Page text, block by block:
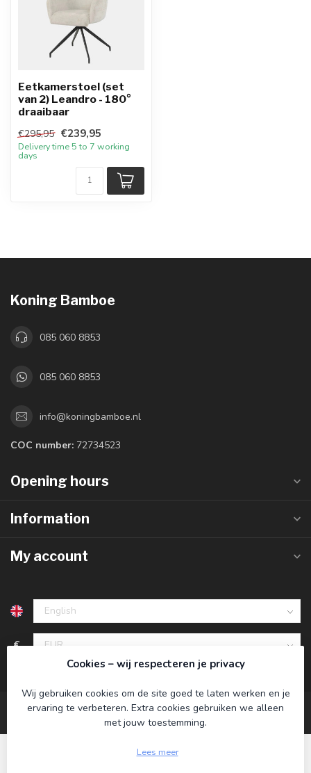
Eetkamerstoel (set
van 2) Leandro - 180°
draaibaar
€295,95 €239,95
Delivery time 5 to 7 working
days
Koning Bamboe
085 060 8853
085 060 8853
info@koningbamboe.nl
COC number: 72734523
Opening hours
Information
My account
€
Cookies – wij respecteren je privacy
Wij gebruiken cookies om de site goed te laten werken en je
ervaring te verbeteren. Extra cookies gebruiken we alleen
met jouw toestemming.
Lees meer